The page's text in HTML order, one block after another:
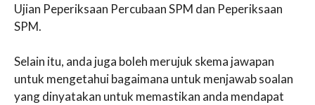
Ujian Peperiksaan Percubaan SPM dan Peperiksaan
SPM.
Selain itu, anda juga boleh merujuk skema jawapan
untuk mengetahui bagaimana untuk menjawab soalan
yang dinyatakan untuk memastikan anda mendapat